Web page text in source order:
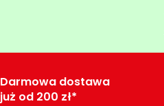
Darmowa dostawa
już od 200 zł*